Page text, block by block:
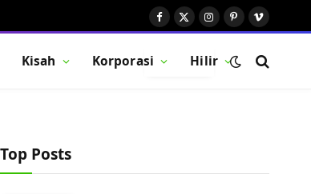
Facebook
X
Instagram
Pinterest
Vimeo
Kisah Korporasi Hilir
BUTTON
Top Posts